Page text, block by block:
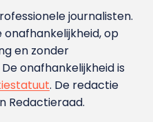
journalisten.
onafhankelijkheid, op
en zonder
onafhankelijkheid is
. De redactie
Redactieraad.